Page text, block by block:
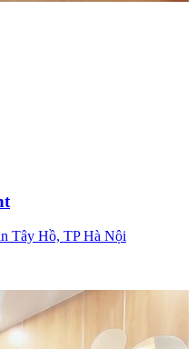
Tây Hồ, TP Hà Nội